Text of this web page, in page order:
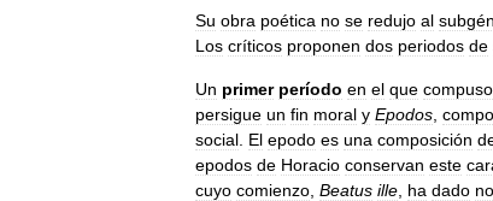
Su obra poética no se redujo al
Los críticos proponen dos periodos de
Un primer período en el que compuso
persigue un fin moral y Epodos
social El epodo es una composición
epodos de Horacio conservan este
cuyo comienzo Beatus ille ha dado